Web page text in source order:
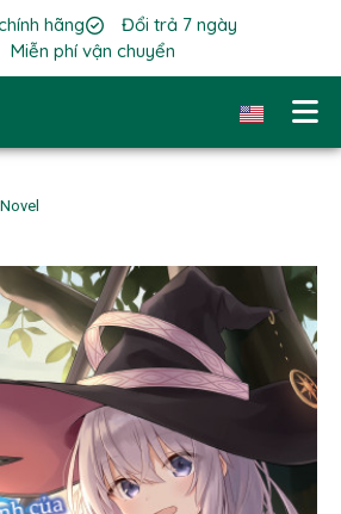
hãng
Đổi trả 7 ngày
Miễn phí vận chuyển